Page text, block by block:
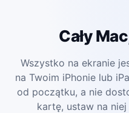
Cały
Wszystko na ekranie
na Twoim iPhonie lub
od początku, a nie
kartę, ustaw na